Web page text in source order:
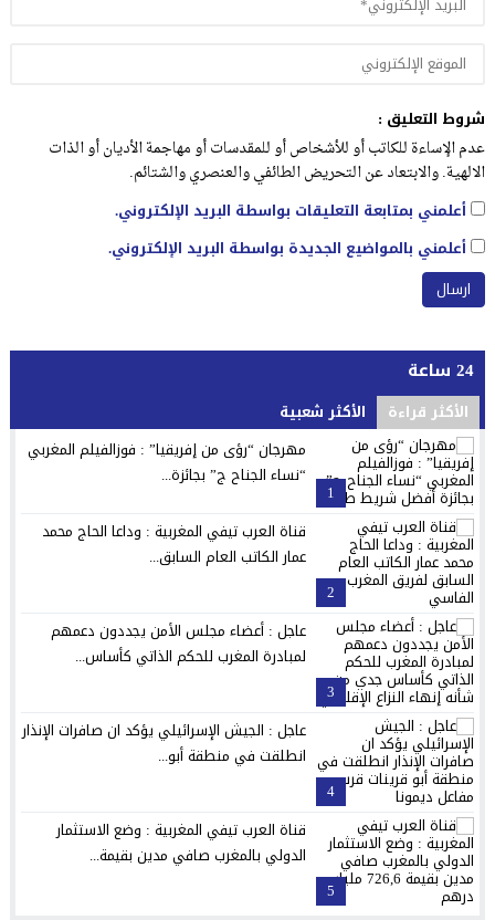
شروط التعليق :
عدم الإساءة للكاتب أو للأشخاص أو للمقدسات أو مهاجمة الأديان أو الذات
الالهية. والابتعاد عن التحريض الطائفي والعنصري والشتائم.
أعلمني بمتابعة التعليقات بواسطة البريد الإلكتروني.
أعلمني بالمواضيع الجديدة بواسطة البريد الإلكتروني.
24 ساعة
الأكثر قراءة الأكثر شعبية
1
مهرجان “رؤى من إفريقيا” : فوزالفيلم المغربي
“نساء الجناح ج” بجائزة...
2
قناة العرب تيفي المغربية : وداعا الحاج محمد
عمار الكاتب العام السابق...
3
عاجل : أعضاء مجلس الأمن يجددون دعمهم
لمبادرة المغرب للحكم الذاتي كأساس...
4
عاجل : الجيش الإسرائيلي يؤكد ان صافرات الإنذار
انطلقت في منطقة أبو...
5
قناة العرب تيفي المغربية : وضع الاستثمار
الدولي بالمغرب صافي مدين بقيمة...